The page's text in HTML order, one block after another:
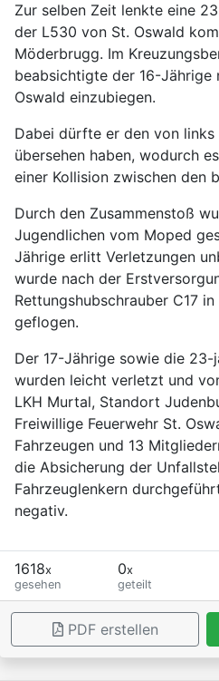
Zur selben Zeit lenkte eine
der L530 von St. Oswald
Möderbrugg. Im
beabsichtigte der 16-Jährige
Oswald einzubiegen.
Dabei dürfte er den von links
übersehen haben, wodurch
einer Kollision zwischen den
Durch den Zusammenstoß
Jugendlichen vom Moped
Jährige erlitt Verletzungen
wurde nach der
Rettungshubschrauber C17
geflogen.
Der 17-Jährige sowie die
wurden leicht verletzt und
LKH Murtal, Standort
Freiwillige Feuerwehr St.
Fahrzeugen und 13
die Absicherung der
Fahrzeuglenkern
negativ.
1618x
gesehen
0x
geteilt
PDF erstellen